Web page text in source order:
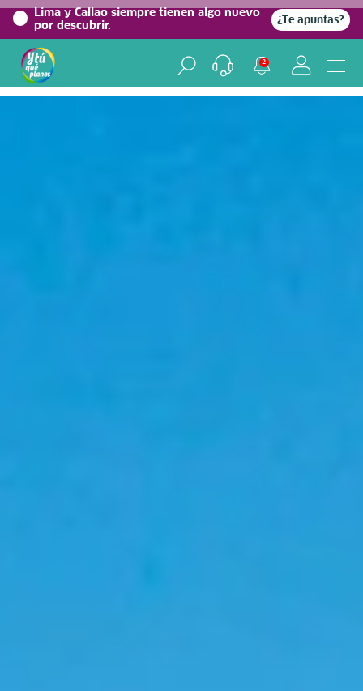
Lima y Callao siempre tienen algo nuevo
por descubrir.
¿Te apuntas?
2
Home/Blog viajero